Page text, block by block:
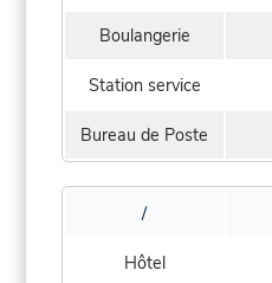
Boulangerie
Station service
Bureau de Poste
/
Hôtel